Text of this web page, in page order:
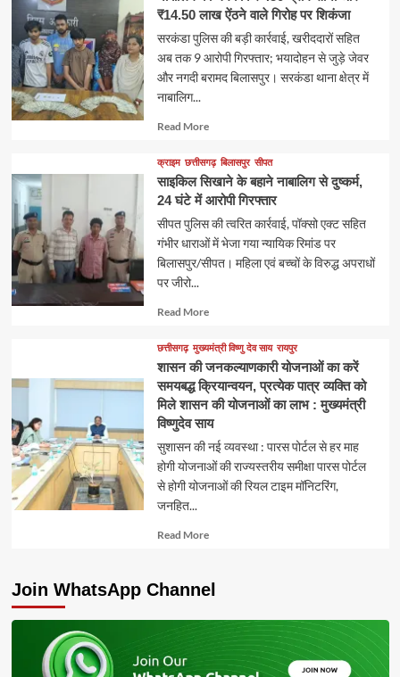
₹14.50 लाख ऐंठने वाले गिरोह पर शिकंजा
सरकंडा पुलिस की बड़ी कार्रवाई, खरीददारों सहित
अब तक 9 आरोपी गिरफ्तार; भयादोहन से जुड़े जेवर
और नगदी बरामद बिलासपुर। सरकंडा थाना क्षेत्र में
नाबालिग...
Read MoreRead
about
क्राइम छत्तीसगढ़ बिलासपुर सीपत
साइकिल सिखाने के बहाने नाबालिग से दुष्कर्म,
24 घंटे में आरोपी गिरफ्तार
सीपत पुलिस की त्वरित कार्रवाई, पॉक्सो एक्ट सहित
गंभीर धाराओं में भेजा गया न्यायिक रिमांड पर
बिलासपुर/सीपत। महिला एवं बच्चों के विरुद्ध अपराधों
पर जीरो...
Read MoreRead
about
छत्तीसगढ़ मुख्यमंत्री विष्णु देव साय रायपुर
शासन की जनकल्याणकारी योजनाओं का करें
समयबद्ध क्रियान्वयन, प्रत्येक पात्र व्यक्ति को
मिले शासन की योजनाओं का लाभ : मुख्यमंत्री
विष्णुदेव साय
सुशासन की नई व्यवस्था : पारस पोर्टल से हर माह
होगी योजनाओं की राज्यस्तरीय समीक्षा पारस पोर्टल
से होगी योजनाओं की रियल टाइम मॉनिटरिंग,
जनहित...
Read MoreRead
Join WhatsApp Channel